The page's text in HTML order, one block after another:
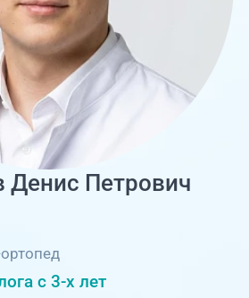
прием
220-03-03
помощи
927-003
телефон дляПетрович
с 3-х лет